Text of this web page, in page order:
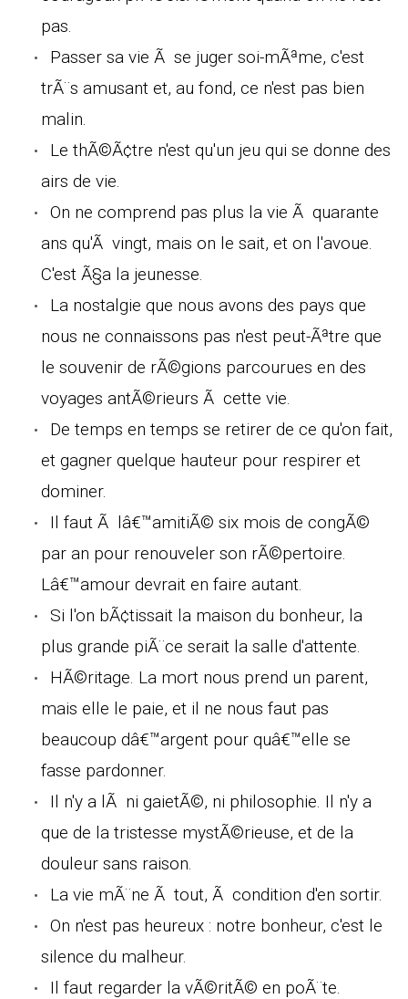
pas.
Passer sa vie Ã se juger soi-mÃªme, c'est
trÃ¨s amusant et, au fond, ce n'est pas bien
malin.
Le thÃ©Ã¢tre n'est qu'un jeu qui se donne des
airs de vie.
On ne comprend pas plus la vie Ã quarante
ans qu'Ã vingt, mais on le sait, et on l'avoue.
C'est Ã§a la jeunesse.
La nostalgie que nous avons des pays que
nous ne connaissons pas n'est peut-Ãªtre que
le souvenir de rÃ©gions parcourues en des
voyages antÃ©rieurs Ã cette vie.
De temps en temps se retirer de ce qu'on fait,
et gagner quelque hauteur pour respirer et
dominer.
Il faut Ã lâ€™amitiÃ© six mois de congÃ©
par an pour renouveler son rÃ©pertoire.
Lâ€™amour devrait en faire autant.
Si l'on bÃ¢tissait la maison du bonheur, la
plus grande piÃ¨ce serait la salle d'attente.
HÃ©ritage. La mort nous prend un parent,
mais elle le paie, et il ne nous faut pas
beaucoup dâ€™argent pour quâ€™elle se
fasse pardonner.
Il n'y a lÃ ni gaietÃ©, ni philosophie. Il n'y a
que de la tristesse mystÃ©rieuse, et de la
douleur sans raison.
La vie mÃ¨ne Ã tout, Ã condition d'en sortir.
On n'est pas heureux : notre bonheur, c'est le
silence du malheur.
Il faut regarder la vÃ©ritÃ© en poÃ¨te.